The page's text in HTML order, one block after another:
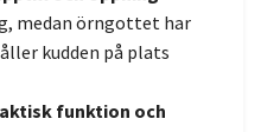
medan örngottet har
kudden på plats
funktion och